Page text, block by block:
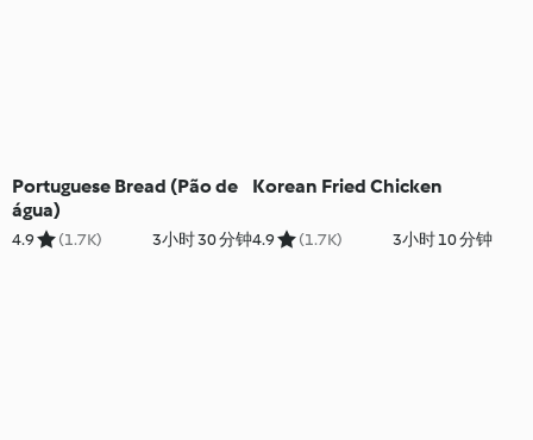
Portuguese Bread (Pão de
água)
4.9 (1.7K) 3小时 30 分钟
Korean Fried Chicken
4.9 (1.7K) 3小时 10 分钟